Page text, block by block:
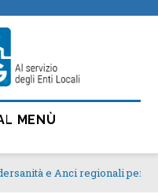
MENÙ
e Anci regionali per